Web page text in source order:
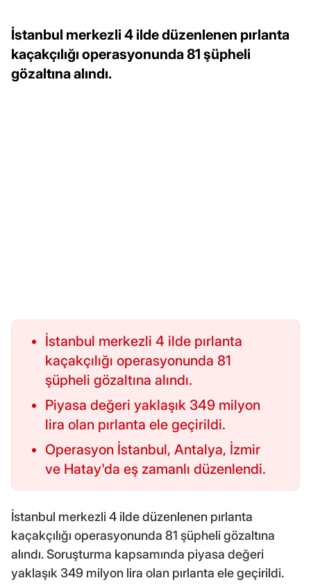
İstanbul merkezli 4 ilde düzenlenen pırlanta
kaçakçılığı operasyonunda 81 şüpheli
gözaltına alındı.
İstanbul merkezli 4 ilde pırlanta
kaçakçılığı operasyonunda 81
şüpheli gözaltına alındı.
Piyasa değeri yaklaşık 349 milyon
lira olan pırlanta ele geçirildi.
Operasyon İstanbul, Antalya, İzmir
ve Hatay'da eş zamanlı düzenlendi.
İstanbul merkezli 4 ilde düzenlenen pırlanta
kaçakçılığı operasyonunda 81 şüpheli gözaltına
alındı. Soruşturma kapsamında piyasa değeri
yaklaşık 349 milyon lira olan pırlanta ele geçirildi.